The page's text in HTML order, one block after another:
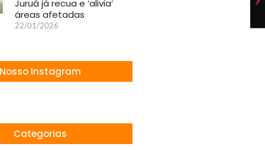
Juruá já recua e ‘alivia’
áreas afetadas
22/01/2026
Nosso Instagram
Categorias